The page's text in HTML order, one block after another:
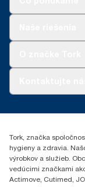
Essity
049 12
Tork, značka
hygieny a zdravia.
výrobkov a služieb.
vedúcimi značkami
Actimove, Cutimed,